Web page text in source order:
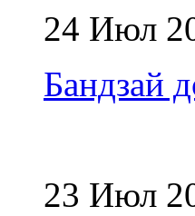
24 Июл
Бандзай
23 Июл